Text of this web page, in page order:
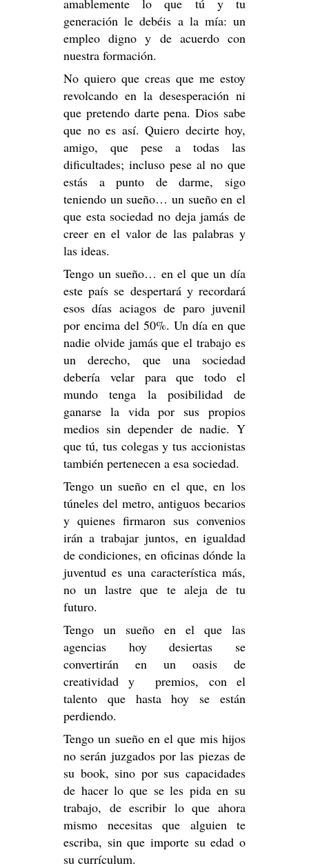
amablemente lo que tú y tu
generación le debéis a la mía: un
empleo digno y de acuerdo con
nuestra formación.
No quiero que creas que me estoy
revolcando en la desesperación ni
que pretendo darte pena. Dios sabe
que no es así. Quiero decirte hoy,
amigo, que pese a todas las
dificultades; incluso pese al no que
estás a punto de darme, sigo
teniendo un sueño… un sueño en el
que esta sociedad no deja jamás de
creer en el valor de las palabras y
las ideas.
Tengo un sueño… en el que un día
este país se despertará y recordará
esos días aciagos de paro juvenil
por encima del 50%. Un día en que
nadie olvide jamás que el trabajo es
un derecho, que una sociedad
debería velar para que todo el
mundo tenga la posibilidad de
ganarse la vida por sus propios
medios sin depender de nadie. Y
que tú, tus colegas y tus accionistas
también pertenecen a esa sociedad.
Tengo un sueño en el que, en los
túneles del metro, antiguos becarios
y quienes firmaron sus convenios
irán a trabajar juntos, en igualdad
de condiciones, en oficinas dónde la
juventud es una característica más,
no un lastre que te aleja de tu
futuro.
Tengo un sueño en el que las
agencias hoy desiertas se
convertirán en un oasis de
creatividad y premios, con el
talento que hasta hoy se están
perdiendo.
Tengo un sueño en el que mis hijos
no serán juzgados por las piezas de
su book, sino por sus capacidades
de hacer lo que se les pida en su
trabajo, de escribir lo que ahora
mismo necesitas que alguien te
escriba, sin que importe su edad o
su currículum.